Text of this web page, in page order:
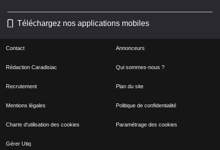
Téléchargez nos applications mobiles
Contact Annonceurs
Rédaction Caradisiac Qui sommes-nous ?
Recrutement Plan du site
Mentions légales Politique de confidentialité
Charte d'utilisation des cookies Paramétrage des cookies
Gérer Utiq